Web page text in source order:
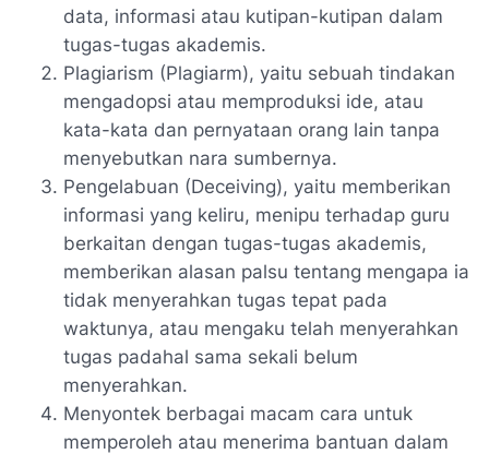
data, informasi atau kutipan-kutipan dalam
tugas-tugas akademis.
Plagiarism (Plagiarm), yaitu sebuah tindakan
mengadopsi atau memproduksi ide, atau
kata-kata dan pernyataan orang lain tanpa
menyebutkan nara sumbernya.
Pengelabuan (Deceiving), yaitu memberikan
informasi yang keliru, menipu terhadap guru
berkaitan dengan tugas-tugas akademis,
memberikan alasan palsu tentang mengapa ia
tidak menyerahkan tugas tepat pada
waktunya, atau mengaku telah menyerahkan
tugas padahal sama sekali belum
menyerahkan.
Menyontek berbagai macam cara untuk
memperoleh atau menerima bantuan dalam